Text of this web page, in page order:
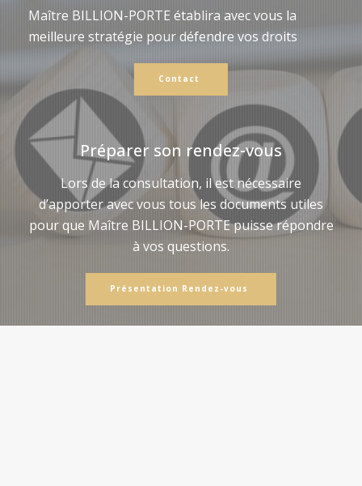
Maître BILLION-PORTE établira avec vous la
meilleure stratégie pour défendre vos droits
Contact
Préparer son rendez-vous
Lors de la consultation, il est nécessaire
d’apporter avec vous tous les documents utiles
pour que Maître BILLION-PORTE puisse répondre
à vos questions.
Présentation Rendez-vous